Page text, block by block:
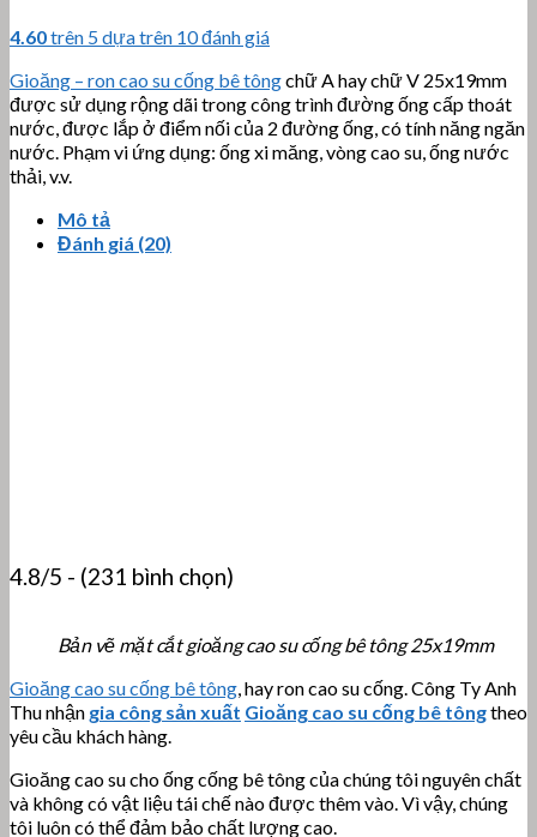
4.60trên 5 dựa trên 10đánh giá
Gioăng – ron cao su cống bê tôngchữ A hay chữ V 25x19mm
được sử dụng rộng dãitrong công trình đường ống cấp thoát
nước, được lắp ở điểm nối của 2 đường ống, có tính năng ngăn
nước. Phạm vi ứng dụng: ống xi măng, vòng cao su, ống nước
thải, v.v.
Mô tả
Đánh giá (20)
4.8/5 - (231 bình chọn)
Bản vẽ mặt cắt gioăng cao su cống bê tông 25x19mm
Gioăng cao su cống bê tông, hay ron cao su cống. Công Ty Anh
Thu nhận gia công sản xuất Gioăng cao su cống bê tôngtheo
yêu cầu khách hàng.
Gioăng cao su cho ống cống bê tông của chúng tôi nguyên chất
và không có vật liệu tái chế nào được thêm vào. Vì vậy, chúng
tôi luôn có thể đảm bảo chất lượng cao.